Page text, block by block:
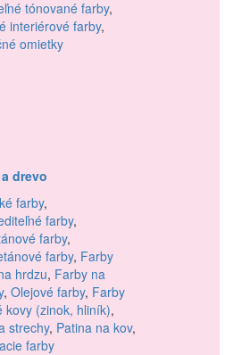
tónované farby,
interiérové farby,
omietky
drevo
farby,
farby,
farby,
farby, Farby
hrdzu, Farby na
, Olejové farby, Farby
kovy (zinok, hliník),
strechy, Patina na kov,
farby